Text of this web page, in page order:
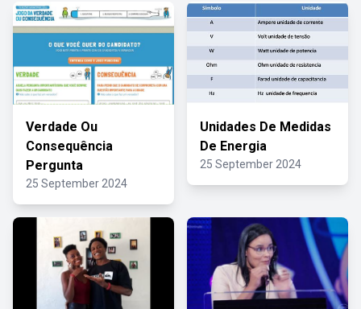
Verdade Ou
Consequência
Pergunta
25 September 2024
Unidades De Medidas
De Energia
25 September 2024